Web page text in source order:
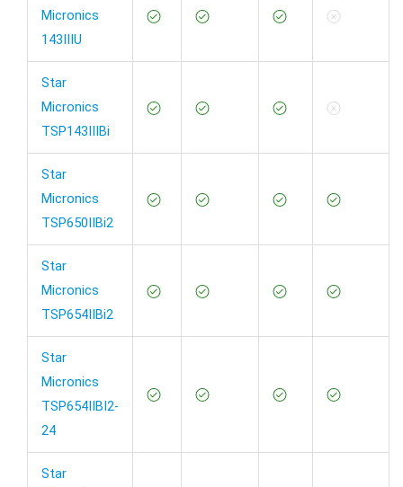
Micronics
143IIIU
Star
Micronics
TSP143IIIBi
Star
Micronics
TSP650IIBi2
Star
Micronics
TSP654IIBi2
Star
Micronics
TSP654IIBI2-
24
Star